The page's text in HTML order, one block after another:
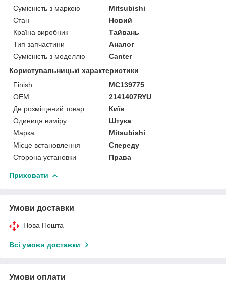
Сумісність з маркою
Mitsubishi
Стан
Новий
Країна виробник
Тайвань
Тип запчастини
Аналог
Сумісність з моделлю
Canter
Користувальницькі характеристики
Finish
MC139775
OEM
2141407RYU
Де розміщений товар
Київ
Одиниця виміру
Штука
Марка
Mitsubishi
Місце встановлення
Спереду
Сторона установки
Права
Приховати
Умови доставки
Нова Пошта
Всі умови доставки
Умови оплати